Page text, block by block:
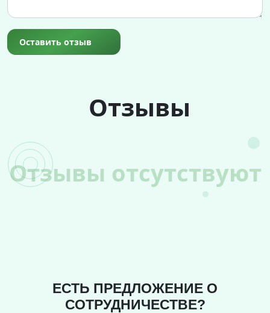
Оставить отзыв
Отзывы
Отзывы отсутствуют
ЕСТЬ ПРЕДЛОЖЕНИЕ О
СОТРУДНИЧЕСТВЕ?